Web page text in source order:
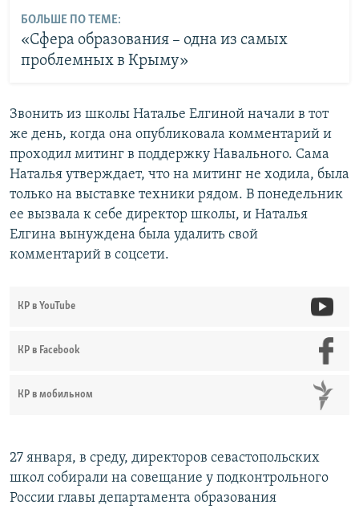
БОЛЬШЕ ПО ТЕМЕ:
«Сфера образования – одна из самых
проблемных в Крыму»
Звонить из школы Наталье Елгиной начали в тот
же день, когда она опубликовала комментарий и
проходил митинг в поддержку Навального. Сама
Наталья утверждает, что на митинг не ходила, была
только на выставке техники рядом. В понедельник
ее вызвала к себе директор школы, и Наталья
Елгина вынуждена была удалить свой
комментарий в соцсети.
КР в YouTube
КР в Facebook
КР в мобильном
27 января, в среду, директоров севастопольских
школ собирали на совещание у подконтрольного
России главы департамента образования